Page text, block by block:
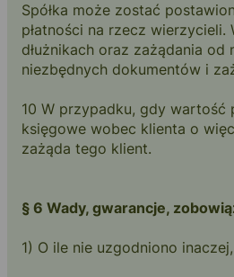
Spółka może zostać
płatności na rzecz
dłużnikach oraz zażądania
niezbędnych dokumentów i
10 W przypadku, gdy wartość
księgowe wobec klienta o
zażąda tego klient.
§ 6 Wady, gwarancje,
1) O ile nie uzgodniono